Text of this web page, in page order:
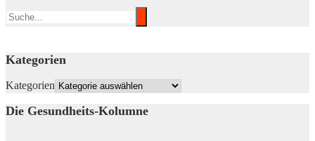
Kategorien
Kategorien
Die Gesundheits-Kolumne